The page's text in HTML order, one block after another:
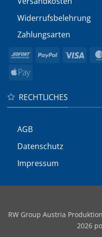
Widerrufs­belehrung
Zahlungsarten
Sofort PayPal Visa
Apple
RECHTLICHES
AGB
Datenschutz
Impressum
RW Group Austria
2026